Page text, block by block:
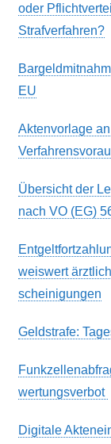
oder
Strafverfahren?
EU
Aktenvorlage
Übersicht der
nach VO (EG)
weis­wert
schein­igung­en
Geldstrafe:
wert­ungs­ver­bot
Digitale